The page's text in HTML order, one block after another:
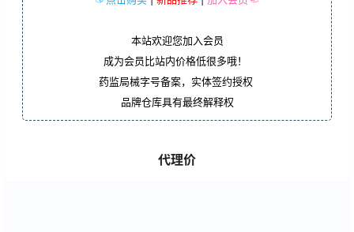
本站欢迎您加入会员
成为会员比站内价格低很多哦！
药监局械字号备案，实体签约授权
品牌仓库具有最终解释权
代理价